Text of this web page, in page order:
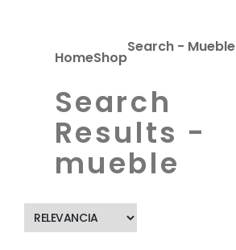
HomeShop
Search - Mueble
Search
Results -
mueble